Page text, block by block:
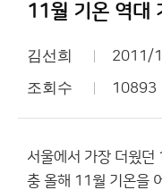
11월 기온 역대
김선희 2011/
조회수 10893
서울에서 가장 더웠
충 올해 11월 기온을